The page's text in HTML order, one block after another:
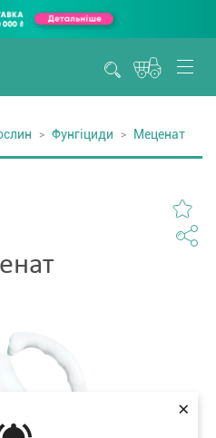
×
Фунгіциди Меценат